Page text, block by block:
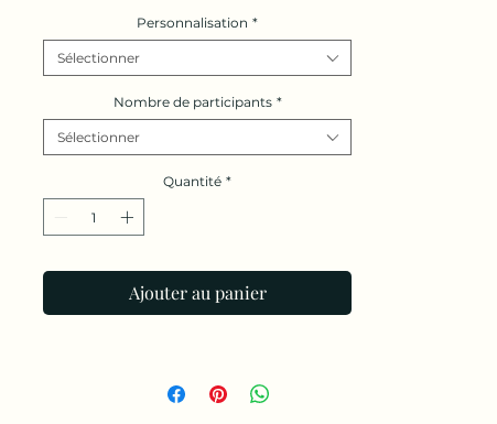
ludique, accessoires inclus et
expérience clé en main : tout est
pensé pour surprendre la mariée et
créer une belle complicité entre
copines.
Glisser dans la boîte à clés la surprise
de votre choix : cadeau, indice ou
attention personnalisée, pour un final
aussi émouvant que mémorable.
Personnalisation *
Sélectionner
Nombre de participants *
Sélectionner
Quantité *
Ajouter au panier